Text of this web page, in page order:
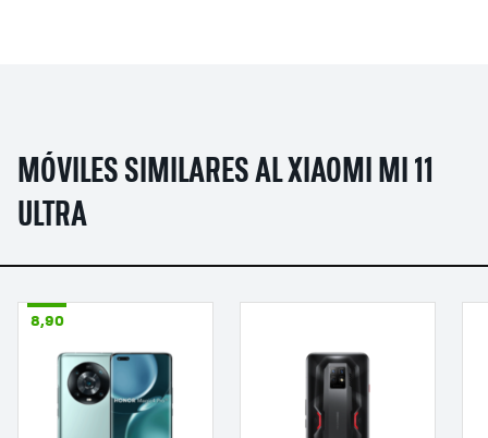
MÓVILES SIMILARES AL XIAOMI MI 11
ULTRA
8,90